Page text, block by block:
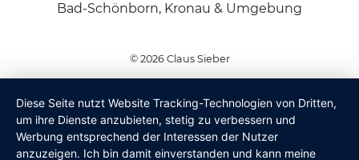
Bad-Schönborn, Kronau & Umgebung
© 2026 Claus Sieber
Diese Seite nutzt Website Tracking-Technologien von Dritten,
um ihre Dienste anzubieten, stetig zu verbessern und
Werbung entsprechend der Interessen der Nutzer
anzuzeigen. Ich bin damit einverstanden und kann meine